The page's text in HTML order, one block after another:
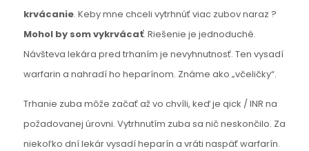
krvácanie. Keby mne chceli vytrhnúť viac zubov naraz ?
Mohol by som vykrvácať. Riešenie je jednoduché.
Návšteva lekára pred trhaním je nevyhnutnosť. Ten vysadí
warfarin a nahradí ho heparínom. Známe ako „včeličky“.
Trhanie zuba môže začať až vo chvíli, keď je qick / INR na
požadovanej úrovni. Vytrhnutím zuba sa nič neskončilo. Za
niekoľko dní lekár vysadí heparín a vráti naspäť warfarín.